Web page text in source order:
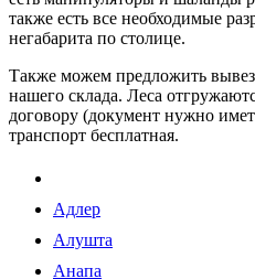
также есть все необходимые
негабарита по столице.
Также можем предложить
нашего склада. Леса
договору (документ нужно
транспорт бесплатная.
Адлер
Алушта
Анапа